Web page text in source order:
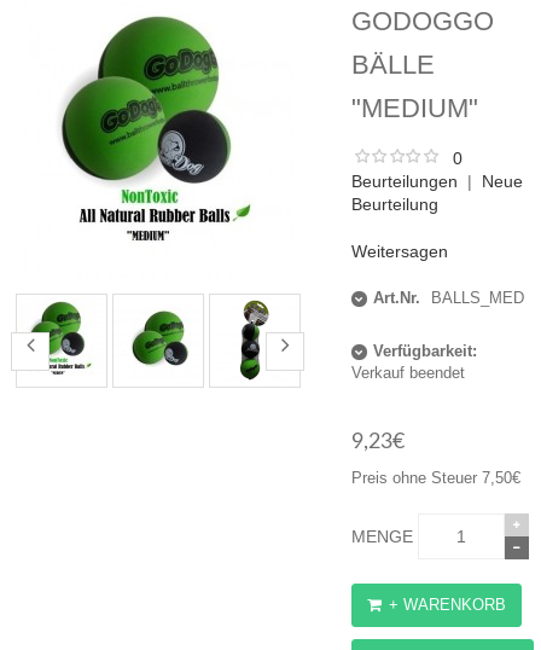
GODOGGO
BÄLLE
"MEDIUM"
0
Beurteilungen | Neue
Beurteilung
Weitersagen
Art.Nr. BALLS_MED
Verfügbarkeit:
Verkauf beendet
9,23€
Preis ohne Steuer 7,50€
MENGE
+ WARENKORB